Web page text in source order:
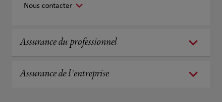
Nous contacter
Assurance du professionnel
Assurance de l'entreprise